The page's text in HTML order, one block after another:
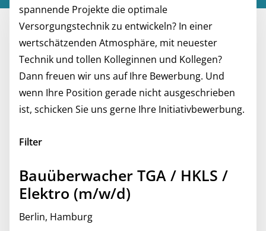
spannende Projekte die optimale
Versorgungstechnik zu entwickeln? In einer
wertschätzenden Atmosphäre, mit neuester
Technik und tollen Kolleginnen und Kollegen?
Dann freuen wir uns auf Ihre Bewerbung. Und
wenn Ihre Position gerade nicht ausgeschrieben
ist, schicken Sie uns gerne Ihre Initiativbewerbung.
Filter
Bauüberwacher TGA / HKLS /
Elektro (m/w/d)
Berlin, Hamburg